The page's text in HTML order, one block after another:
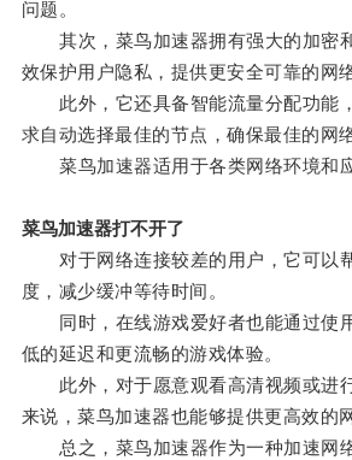
问题。
其次，菜鸟加速器拥有强大的加密
效保护用户隐私，提供更安全可靠的网
此外，它还具备智能流量分配功能
求自动选择最佳的节点，确保最佳的网
菜鸟加速器适用于各类网络环境和应
菜鸟加速器打不开了
对于网络连接较差的用户，它可以
度，减少缓冲等待时间。
同时，在线游戏爱好者也能通过使
低的延迟和更流畅的游戏体验。
此外，对于愿意观看高清视频或进
来说，菜鸟加速器也能够提供更高效的
总之，菜鸟加速器作为一种加速网络